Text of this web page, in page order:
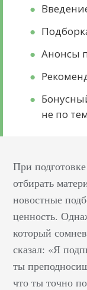
Анонсы
не по
При
отбирать
новостные
ценность.
который
сказал: «Я
ты
что ты точно